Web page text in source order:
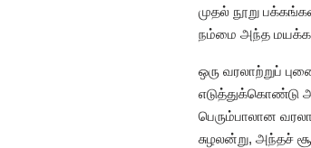
முதல் நூறு
நம்மை அந்த
ஒரு வரலாற்றுப்
எடுத்துக்கொண்டு
பெரும்பாலான
சுழலன்று, அந்தச்